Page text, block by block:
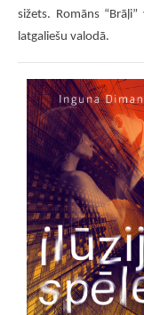
sižets. Romāns
latgaliešu valodā.